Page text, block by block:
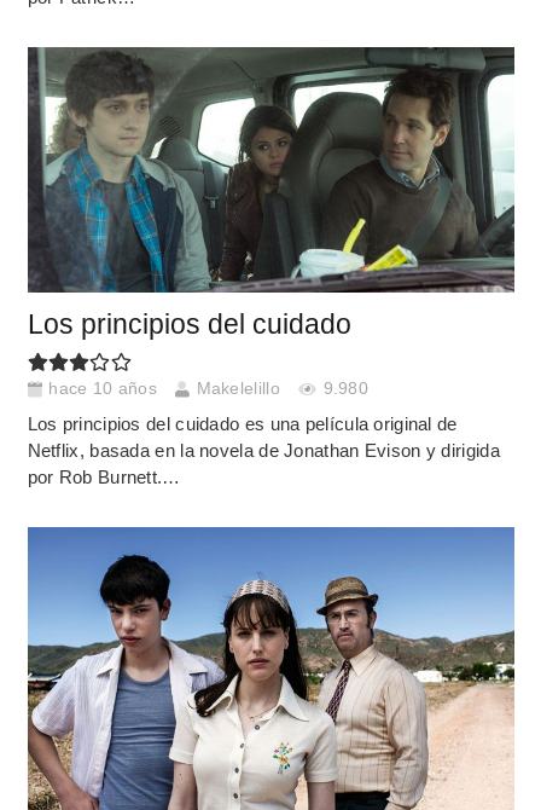
Los principios del cuidado
hace 10 años Makelelillo 9.980
Los principios del cuidado es una película original de
Netflix, basada en la novela de Jonathan Evison y dirigida
por Rob Burnett.…